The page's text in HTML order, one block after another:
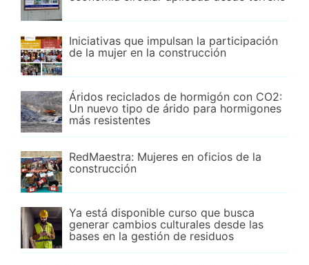
Iniciativas que impulsan la participación
de la mujer en la construcción
Áridos reciclados de hormigón con CO2:
Un nuevo tipo de árido para hormigones
más resistentes
RedMaestra: Mujeres en oficios de la
construcción
Ya está disponible curso que busca
generar cambios culturales desde las
bases en la gestión de residuos